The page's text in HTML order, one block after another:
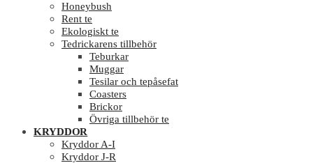
Honeybush
Rent te
Ekologiskt te
Tedrickarens tillbehör
Teburkar
Muggar
Tesilar och tepåsefat
Coasters
Brickor
Övriga tillbehör te
KRYDDOR
Kryddor A-I
Kryddor J-R